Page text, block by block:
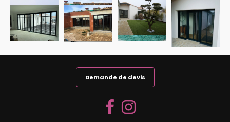
Demande de devis